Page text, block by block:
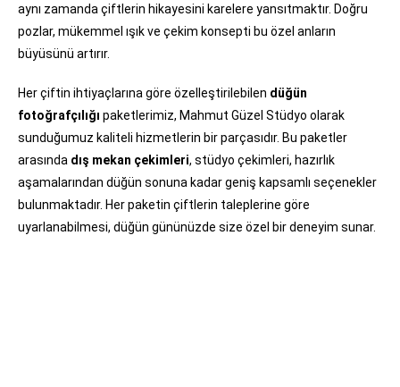
aynı zamanda çiftlerin hikayesini karelere yansıtmaktır. Doğru
pozlar, mükemmel ışık ve çekim konsepti bu özel anların
büyüsünü artırır.
Her çiftin ihtiyaçlarına göre özelleştirilebilen düğün
fotoğrafçılığı paketlerimiz, Mahmut Güzel Stüdyo olarak
sunduğumuz kaliteli hizmetlerin bir parçasıdır. Bu paketler
arasında dış mekan çekimleri, stüdyo çekimleri, hazırlık
aşamalarından düğün sonuna kadar geniş kapsamlı seçenekler
bulunmaktadır. Her paketin çiftlerin taleplerine göre
uyarlanabilmesi, düğün gününüzde size özel bir deneyim sunar.